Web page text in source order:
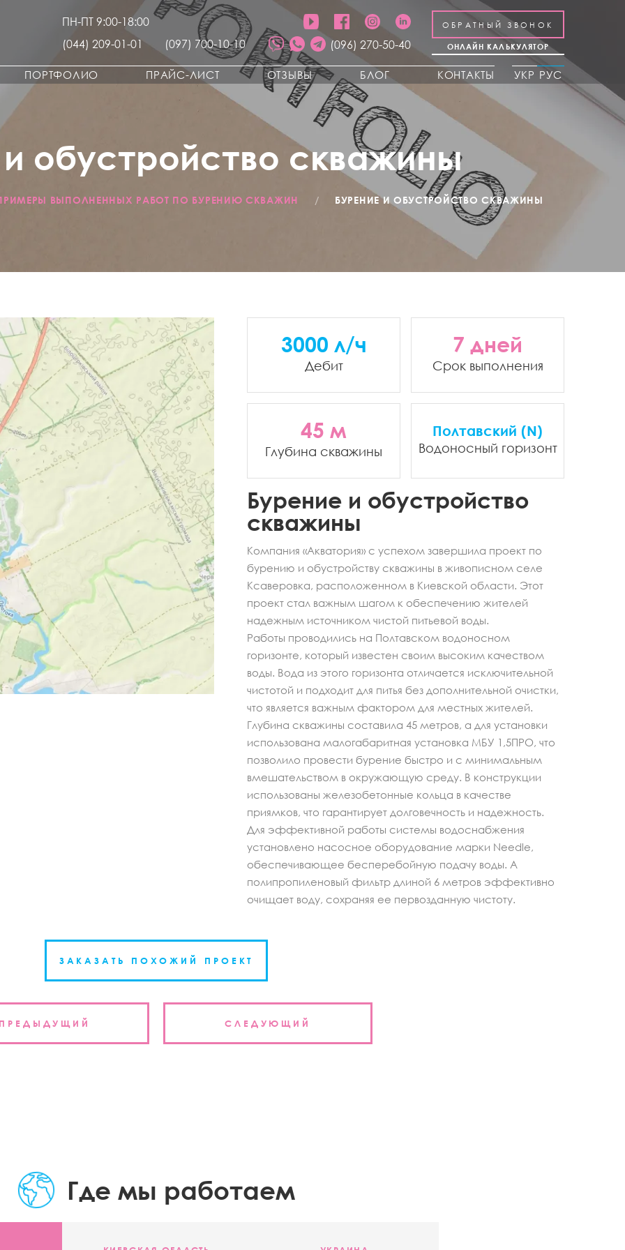
ПН-ПТ 9:00-18:00
(044) 209-01-01
(097) 700-10-10 (096) 270-50-40
ОБРАТНЫЙ ЗВОНОК
ОНЛАЙН КАЛЬКУЛЯТОР
ПОРТФОЛИО ПРАЙС-ЛИСТ ОТЗЫВЫ БЛОГ КОНТАКТЫ УКР РУС
обустройство скважины
ВЫПОЛНЕННЫХ РАБОТ ПО БУРЕНИЮ СКВАЖИН / БУРЕНИЕ И ОБУСТРОЙСТВО СКВАЖИНЫ
Бурение и обустройство
скважины
Компания «Акватория» с успехом завершила проект по
бурению и обустройству скважины в живописном селе
Ксаверовка, расположенном в Киевской области. Этот
проект стал важным шагом к обеспечению жителей
надежным источником чистой питьевой воды.
Работы проводились на Полтавском водоносном
горизонте, который известен своим высоким качеством
воды. Вода из этого горизонта отличается исключительной
чистотой и подходит для питья без дополнительной очистки,
что является важным фактором для местных жителей.
Глубина скважины составила 45 метров, а для установки
использована малогабаритная установка МБУ 1,5ПРО, что
позволило провести бурение быстро и с минимальным
вмешательством в окружающую среду. В конструкции
использованы железобетонные кольца в качестве
приямков, что гарантирует долговечность и надежность.
Для эффективной работы системы водоснабжения
установлено насосное оборудование марки Needle,
обеспечивающее бесперебойную подачу воды. А
полипропиленовый фильтр длиной 6 метров эффективно
очищает воду, сохраняя ее первозданную чистоту.
3000 л/ч
Дебит
7 дней
Срок выполнения
45 м
Глубина скважины
Полтавский (N)
Водоносный горизонт
ЗАКАЗАТЬ ПОХОЖИЙ ПРОЕКТ
СЛЕДУЮЩИЙ
Где мы работаем